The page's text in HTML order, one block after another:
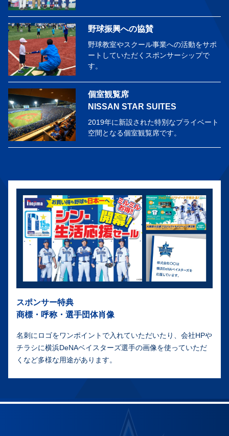
野球振興への協賛
野球教室やスクール事業への活動をサポ
ートしていただくスポンサーシップで
す。
個室観覧席
NISSAN STAR SUITES
2019年に新設された特別なプライベート
空間となる個室観覧席です。
スポンサー特典
商標・呼称・選手団体肖像
名刺にロゴをワンポイントで入れていただいたり、会社HPや
チラシに横浜DeNAベイスターズ選手の画像を使っていただ
くなど多様な用途があります。